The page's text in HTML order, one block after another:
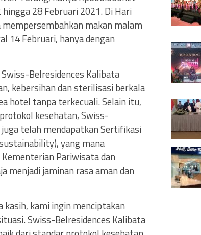
28 Februari 2021. Di Hari
makan malam
14 Februari, hanya dengan
Belresidences Kalibata
kebersihan dan sterilisasi berkala
hotel tanpa terkecuali. Selain itu,
kesehatan, Swiss-
telah mendapatkan Sertifikasi
yang mana
Pariwisata dan
menjadi jaminan rasa aman dan
kasih, kami ingin menciptakan
Swiss-Belresidences Kalibata